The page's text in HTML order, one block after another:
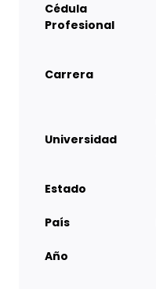
Cédula
Profesional
Carrera
Universidad
Estado
País
Año